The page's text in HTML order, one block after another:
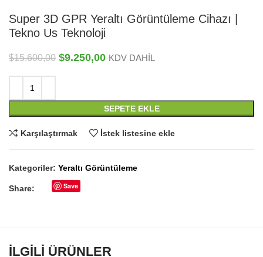
Super 3D GPR Yeraltı Görüntüleme Cihazı |
Tekno Us Teknoloji
$15.600,00 Orijinal
$9.250,00Şu
KDV DAHİL
SEPETE EKLE
Karşılaştırmak İstek listesine ekle
Kategoriler: Yeraltı Görüntüleme
Share: Save
İLGILI ÜRÜNLER